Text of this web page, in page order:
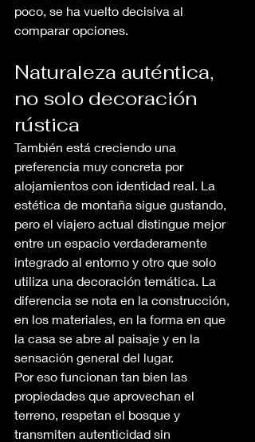
poco, se ha vuelto decisiva al
comparar opciones.
Naturaleza auténtica,
no solo decoración
rústica
También está creciendo una
preferencia muy concreta por
alojamientos con identidad real. La
estética de montaña sigue gustando,
pero el viajero actual distingue mejor
entre un espacio verdaderamente
integrado al entorno y otro que solo
utiliza una decoración temática. La
diferencia se nota en la construcción,
en los materiales, en la forma en que
la casa se abre al paisaje y en la
sensación general del lugar.
Por eso funcionan tan bien las
propiedades que aprovechan el
terreno, respetan el bosque y
transmiten autenticidad sin